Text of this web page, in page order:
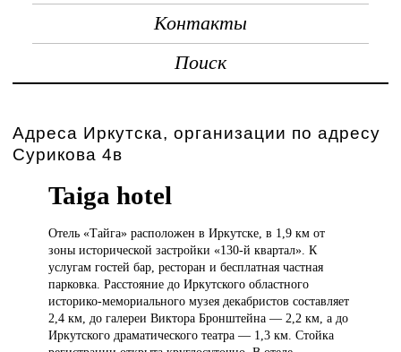
Контакты
Поиск
Адреса Иркутска, организации по адресу
Сурикова 4в
Taiga hotel
Отель «Тайга»расположен в Иркутске, в 1,9 км от
зоны исторической застройки «130-й квартал». К
услугам гостей бар, ресторан и бесплатная частная
парковка. Расстояние до Иркутского областного
историко-мемориального музея декабристов составляет
2,4 км, до галереи Виктора Бронштейна — 2,2 км, а до
Иркутского драматического театра — 1,3 км. Стойка